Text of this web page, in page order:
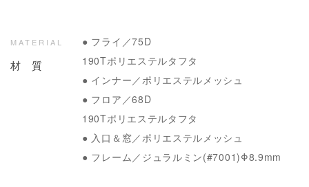
MATERIAL
材 質
● フライ／75D
190Tポリエステルタフタ
● インナー／ポリエステルメッシュ
● フロア／68D
190Tポリエステルタフタ
● 入口＆窓／ポリエステルメッシュ
● フレーム／ジュラルミン(#7001)Φ8.9mm